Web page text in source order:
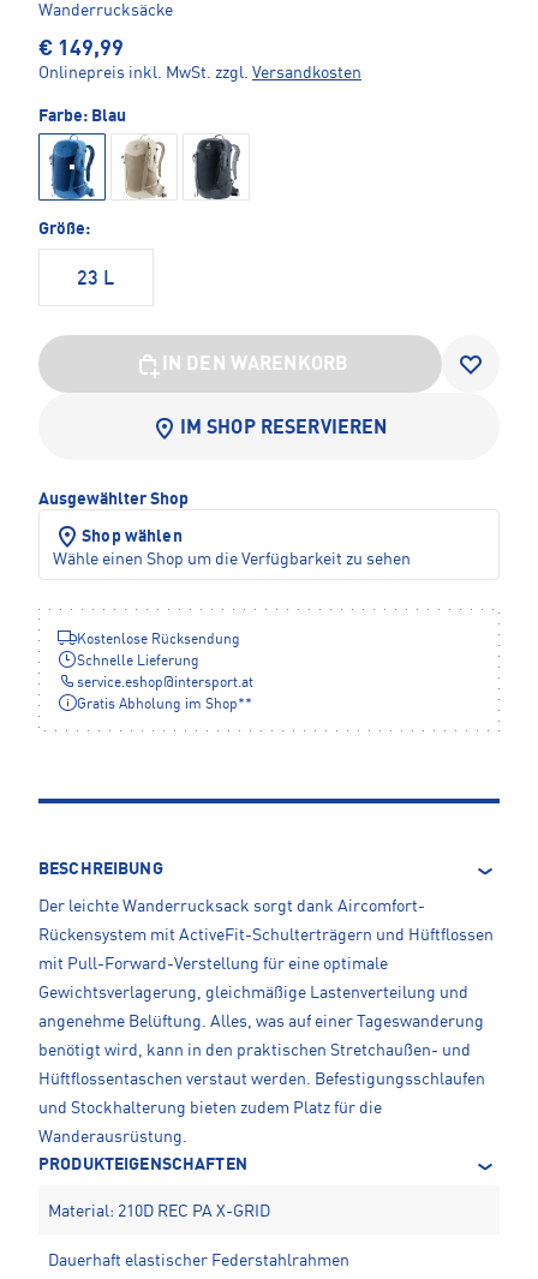
Wanderrucksäcke
€ 149,99
Onlinepreis inkl. MwSt. zzgl. Versandkosten
Farbe: Blau
Größe:
23 L
IN DEN WARENKORB
IM SHOP RESERVIEREN
Ausgewählter Shop
Shop wählen
Wähle einen Shop um die Verfügbarkeit zu sehen
Kostenlose Rücksendung
Schnelle Lieferung
service.eshop@intersport.at
Gratis Abholung im Shop**
BESCHREIBUNG
Der leichte Wanderrucksack sorgt dank Aircomfort-
Rückensystem mit ActiveFit-Schulterträgern und Hüftflossen
mit Pull-Forward-Verstellung für eine optimale
Gewichtsverlagerung, gleichmäßige Lastenverteilung und
angenehme Belüftung. Alles, was auf einer Tageswanderung
benötigt wird, kann in den praktischen Stretchaußen- und
Hüftflossentaschen verstaut werden. Befestigungsschlaufen
und Stockhalterung bieten zudem Platz für die
Wanderausrüstung.
PRODUKTEIGENSCHAFTEN
Material: 210D REC PA X-GRID
Dauerhaft elastischer Federstahlrahmen